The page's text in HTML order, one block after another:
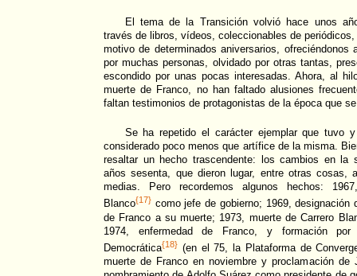
El tema de la Transición volvió hace unos
través de libros, vídeos, coleccionables de
motivo de determinados aniversarios, ofreciéndonos
por muchas personas, olvidado por otras tantas,
escondido por unas pocas interesadas. Ahora, al
muerte de Franco, no han faltado alusiones
faltan testimonios de protagonistas de la época que
Se ha repetido el carácter ejemplar que tuvo
considerado poco menos que artífice de la misma.
resaltar un hecho trascendente: los cambios en la
años sesenta, que dieron lugar, entre otras cosas,
medias. Pero recordemos algunos hechos:
Blanco{17} como jefe de gobierno; 1969, designación
de Franco a su muerte; 1973, muerte de Carrero
1974, enfermedad de Franco, y formación
Democrática{18} (en el 75, la Plataforma de
muerte de Franco en noviembre y proclamación de